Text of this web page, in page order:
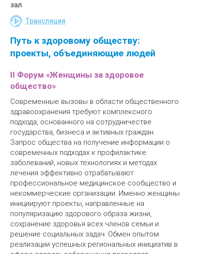
зал
Трансляция
Путь к здоровому обществу:
проекты, объединяющие людей
II Форум «Женщины за здоровое
общество»
Современные вызовы в области общественного
здравоохранения требуют комплексного
подхода, основанного на сотрудничестве
государства, бизнеса и активных граждан.
Запрос общества на получение информации о
современных подходах к профилактике
заболеваний, новых технологиях и методах
лечения эффективно отрабатывают
профессиональное медицинское сообщество и
некоммерческие организации. Именно женщины
инициируют проекты, направленные на
популяризацию здорового образа жизни,
сохранение здоровья всех членов семьи и
решение социальных задач. Обмен опытом
реализации успешных региональных инициатив в